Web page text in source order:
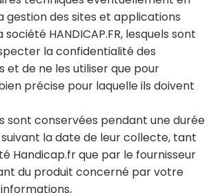
gestion des sites et applications
HANDICAP.FR, lesquels sont
la confidentialité des
et de ne les utiliser que pour
précise pour laquelle ils doivent
sont conservées pendant une durée
suivant la date de leur collecte, tant
Handicap.fr que par le fournisseur
du produit concerné par votre